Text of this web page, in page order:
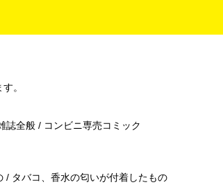
。
誌全般 / コンビニ専売コミック
/ タバコ、香水の匂いが付着したもの